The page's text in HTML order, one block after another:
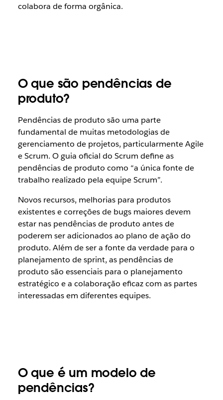
colabora de forma orgânica.
O que são pendências de
produto?
Pendências de produto são uma parte
fundamental de muitas metodologias de
gerenciamento de projetos, particularmente Agile
e Scrum. O guia oficial do Scrum define as
pendências de produto como “a única fonte de
trabalho realizado pela equipe Scrum”.
Novos recursos, melhorias para produtos
existentes e correções de bugs maiores devem
estar nas pendências de produto antes de
poderem ser adicionados ao plano de ação do
produto. Além de ser a fonte da verdade para o
planejamento de sprint, as pendências de
produto são essenciais para o planejamento
estratégico e a colaboração eficaz com as partes
interessadas em diferentes equipes.
O que é um modelo de
pendências?